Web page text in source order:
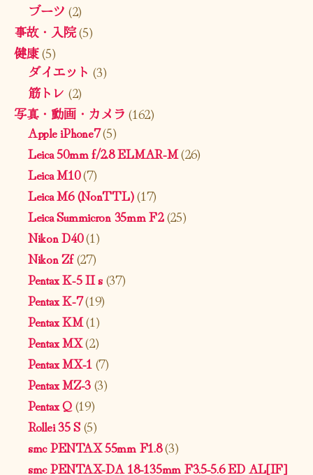
ブーツ (2)
事故・入院(5)
健康(5)
ダイエット (3)
筋トレ (2)
写真・動画・カメラ (162)
Apple iPhone7(5)
Leica 50mm f/2.8 ELMAR-M(26)
Leica M10(7)
Leica M6 (NonTTL)(17)
Leica Summicron 35mm F2(25)
Nikon D40(1)
Nikon Zf(27)
Pentax K-5 II s(37)
Pentax K-7(19)
Pentax KM(1)
Pentax MX(2)
Pentax MX-1 (7)
Pentax MZ-3(3)
Pentax Q(19)
Rollei 35 S(5)
smc PENTAX 55mm F1.8(3)
smc PENTAX-DA 18-135mm F3.5-5.6 ED AL[IF]